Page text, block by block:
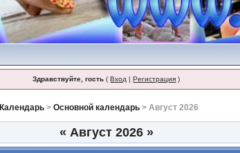
Здравствуйте, гость (Вход |Регистрация )
Календарь >Основной календарь > Август 2026
« Август 2026 »